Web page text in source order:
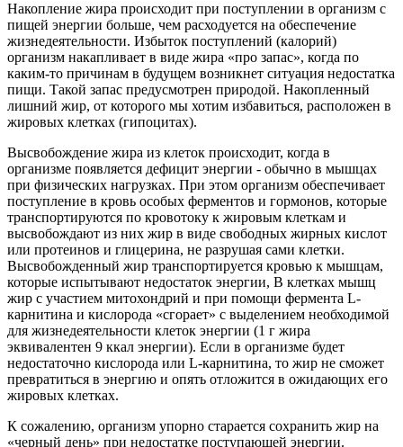
Накопление жира происходит при поступлении в организм с
пищей энергии больше, чем расходуется на обеспечение
жизнедеятельности. Избыток поступлений (калорий)
организм накапливает в виде жира «про запас», когда по
каким-то причинам в будущем возникнет ситуация недостатка
пищи. Такой запас предусмотрен природой. Накопленный
лишний жир, от которого мы хотим избавиться, расположен в
жировых клетках (гипоцитах).
Высвобождение жира из клеток происходит, когда в
организме появляется дефицит энергии - обычно в мышцах
при физических нагрузках. При этом организм обеспечивает
поступление в кровь особых ферментов и гормонов, которые
транспортируются по кровотоку к жировым клеткам и
высвобождают из них жир в виде свободных жирных кислот
или протеинов и глицерина, не разрушая сами клетки.
Высвобожденный жир транспортируется кровью к мышцам,
которые испытывают недостаток энергии, В клетках мышц
жир с участием митохондрий и при помощи фермента L-
карнитина и кислорода «сгорает» с выделением необходимой
для жизнедеятельности клеток энергии (1 г жира
эквивалентен 9 ккал энергии). Если в организме будет
недостаточно кислорода или L-карнитина, то жир не сможет
превратиться в энергию и опять отложится в ожидающих его
жировых клетках.
К сожалению, организм упорно старается сохранить жир на
«черный день» при недостатке поступающей энергии.